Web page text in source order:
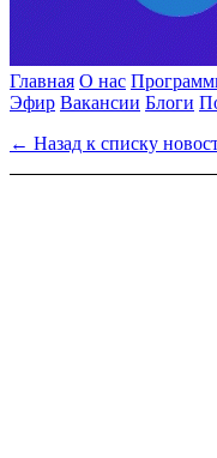
Главная О нас
Эфир Вакансии Блоги
← Назад к списку